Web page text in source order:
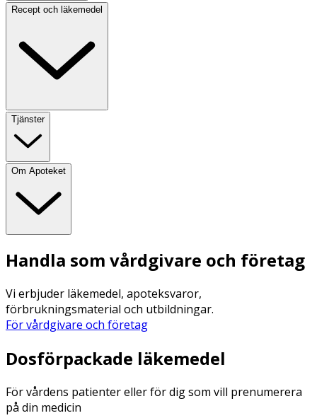
Recept och läkemedel
Tjänster
Om Apoteket
Handla som vårdgivare och företag
Vi erbjuder läkemedel, apoteksvaror,
förbrukningsmaterial och utbildningar.
För vårdgivare och företag
Dosförpackade läkemedel
För vårdens patienter eller för dig som vill prenumerera
på din medicin